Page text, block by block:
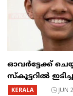
ഓവർട്ടേക്ക്
സ്കൂട്ടറിൽ
KERALA JUN